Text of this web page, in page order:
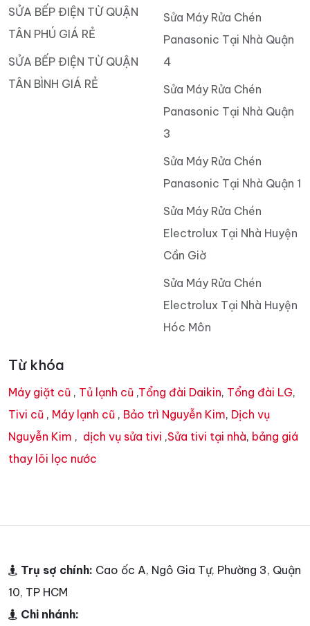
SỬA BẾP ĐIỆN TỪ QUẬN
TÂN PHÚ GIÁ RẺ
SỬA BẾP ĐIỆN TỪ QUẬN
TÂN BÌNH GIÁ RẺ
Sửa Máy Rửa Chén
Panasonic Tại Nhà Quận
4
Sửa Máy Rửa Chén
Panasonic Tại Nhà Quận
3
Sửa Máy Rửa Chén
Panasonic Tại Nhà Quận 1
Sửa Máy Rửa Chén
Electrolux Tại Nhà Huyện
Cần Giờ
Sửa Máy Rửa Chén
Electrolux Tại Nhà Huyện
Hóc Môn
Từ khóa
Máy giặt cũ , Tủ lạnh cũ ,Tổng đài Daikin, Tổng đài LG,
Tivi cũ , Máy lạnh cũ , Bảo trì Nguyễn Kim, Dịch vụ
Nguyễn Kim , dịch vụ sửa tivi ,Sửa tivi tại nhà, bảng giá
thay lõi lọc nước
Trụ sợ chính: Cao ốc A, Ngô Gia Tự, Phường 3, Quận
10, TP HCM
Chi nhánh: